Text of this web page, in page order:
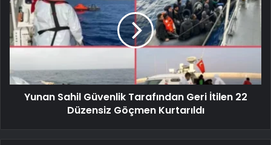
Yunan Sahil Güvenlik Tarafından Geri İtilen 22
Düzensiz Göçmen Kurtarıldı